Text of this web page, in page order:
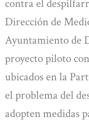
contra el
Dirección de
Ayuntamiento de
proyecto piloto
ubicados en la
el problema del
adopten medidas